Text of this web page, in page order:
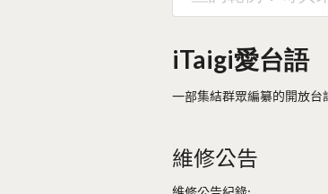
iTaigi愛台語
一部集結群眾編纂的開放台
維修公告